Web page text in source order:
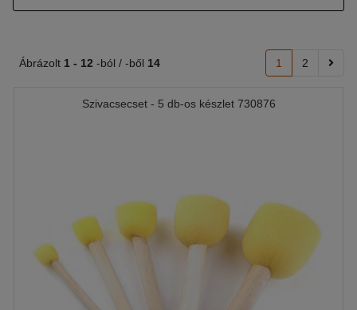
Ábrázolt 1 - 12 -ból / -ből 14 1 2
Szivacsecset - 5 db-os készlet 730876